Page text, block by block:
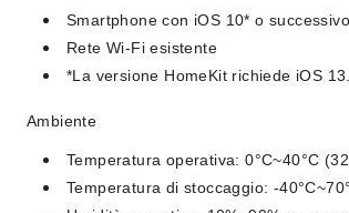
Smartphone con iOS 10* o
Rete Wi-Fi esistente
*La versione HomeKit richiede iOS
Ambiente
Temperatura operativa: 0°C~40°C
Temperatura di stoccaggio: -